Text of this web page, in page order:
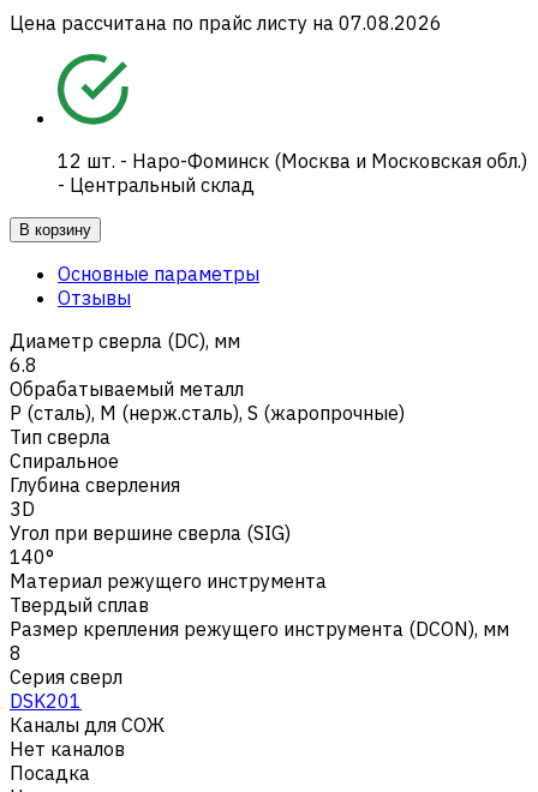
Цена рассчитана по прайс листу на 07.08.2026
12 шт. - Наро-Фоминск (Москва и Московская обл.)
- Центральный склад
В корзину
Основные параметры
Отзывы
Диаметр сверла (DC), мм
6.8
Обрабатываемый металл
Р (сталь), M (нерж.сталь), S (жаропрочные)
Тип сверла
Спиральное
Глубина сверления
3D
Угол при вершине сверла (SIG)
140°
Материал режущего инструмента
Твердый сплав
Размер крепления режущего инструмента (DCON), мм
8
Серия сверл
DSK201
Каналы для СОЖ
Нет каналов
Посадка